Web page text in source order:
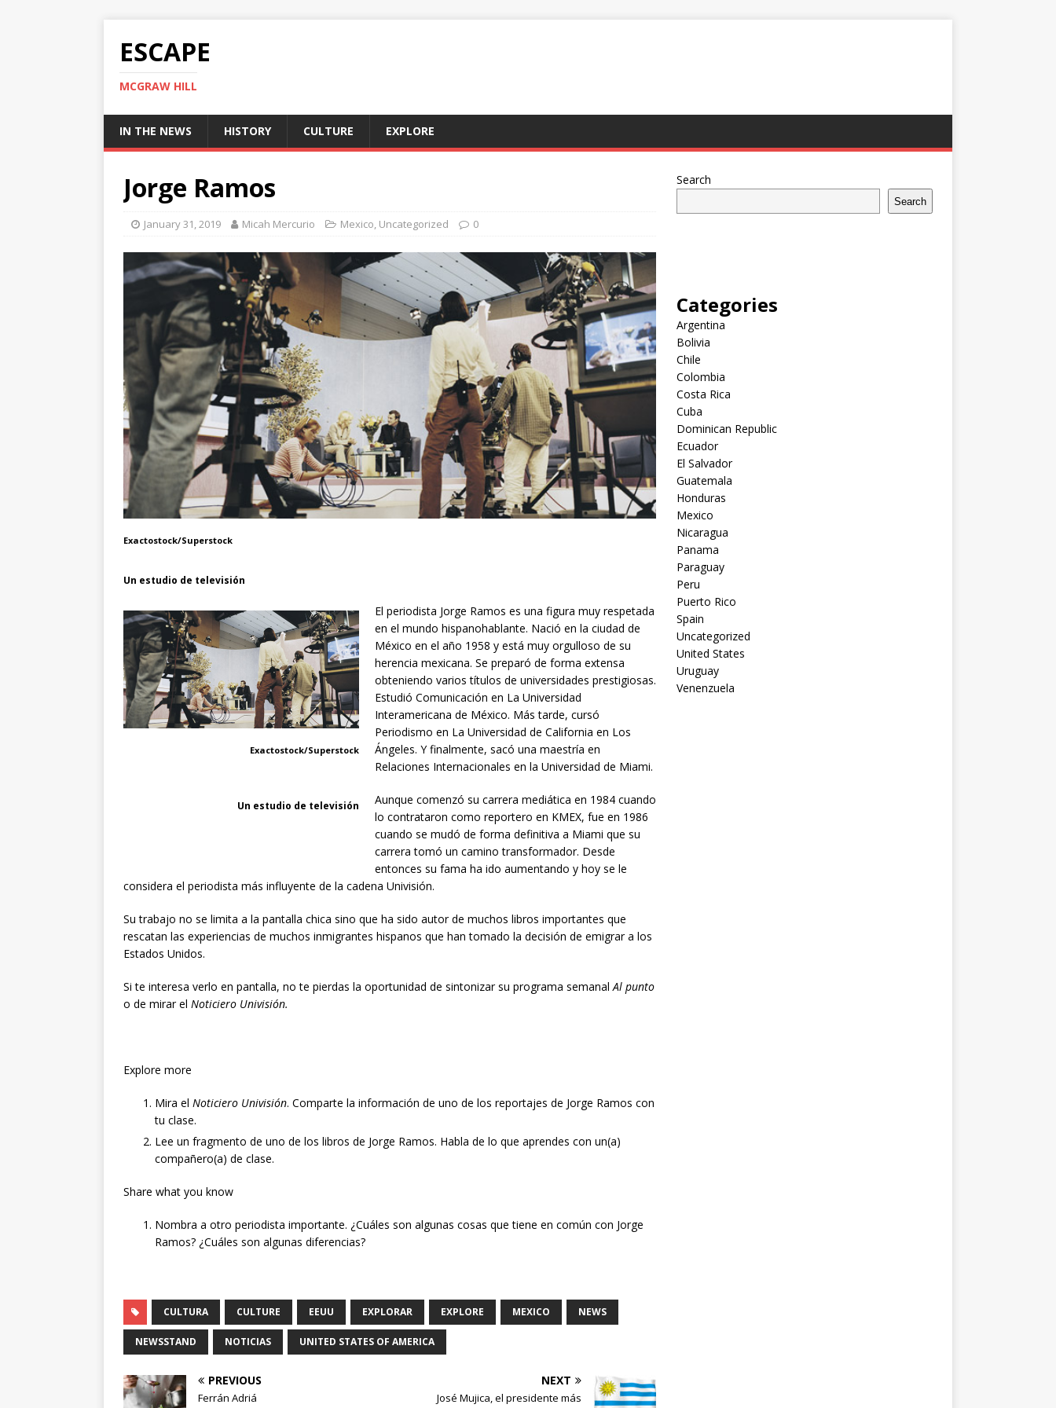
ESCAPE
MCGRAW HILL
IN THE NEWS HISTORY CULTURE EXPLORE
Jorge Ramos
January 31, 2019 Micah Mercurio Mexico, Uncategorized 0
Exactostock/Superstock
Un estudio de televisión
Exactostock/Superstock
Un estudio de televisión
El periodista Jorge Ramos es una figura muy respetada
en el mundo hispanohablante. Nació en la ciudad de
México en el año 1958 y está muy orgulloso de su
herencia mexicana. Se preparó de forma extensa
obteniendo varios títulos de universidades prestigiosas.
Estudió Comunicación en La Universidad
Interamericana de México. Más tarde, cursó
Periodismo en La Universidad de California en Los
Ángeles. Y finalmente, sacó una maestría en
Relaciones Internacionales en la Universidad de Miami.
Aunque comenzó su carrera mediática en 1984 cuando
lo contrataron como reportero en KMEX, fue en 1986
cuando se mudó de forma definitiva a Miami que su
carrera tomó un camino transformador. Desde
entonces su fama ha ido aumentando y hoy se le
considera el periodista más influyente de la cadena Univisión.
Su trabajo no se limita a la pantalla chica sino que ha sido autor de muchos libros importantes que
rescatan las experiencias de muchos inmigrantes hispanos que han tomado la decisión de emigrar a los
Estados Unidos.
Si te interesa verlo en pantalla, no te pierdas la oportunidad de sintonizar su programa semanalAl punto
o de mirar el Noticiero Univisión.
Explore more
Mira el Noticiero Univisión. Comparte la información de uno de los reportajes de Jorge Ramos con
tu clase.
Lee un fragmento de uno de los libros de Jorge Ramos. Habla de lo que aprendes con un(a)
compañero(a) de clase.
Share what you know
Nombra a otro periodista importante. ¿Cuáles son algunas cosas que tiene en común con Jorge
Ramos? ¿Cuáles son algunas diferencias?
CULTURA CULTURE EEUU EXPLORAR EXPLORE MEXICO NEWS
NEWSSTAND NOTICIAS UNITED STATES OF AMERICA
PREVIOUS
Ferrán Adriá
NEXT
José Mujica, el presidente más
Search
Search
Categories
Argentina
Bolivia
Chile
Colombia
Costa Rica
Cuba
Dominican Republic
Ecuador
El Salvador
Guatemala
Honduras
Mexico
Nicaragua
Panama
Paraguay
Peru
Puerto Rico
Spain
Uncategorized
United States
Uruguay
Venenzuela